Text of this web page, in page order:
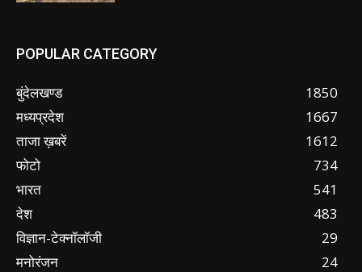
POPULAR CATEGORY
बुंदेलखण्ड
1850
मध्यप्रदेश
1667
ताजा ख़बरें
1612
फोटो
734
भारत
541
देश
483
विज्ञान-टेक्नॉलॉजी
29
मनोरंजन
24